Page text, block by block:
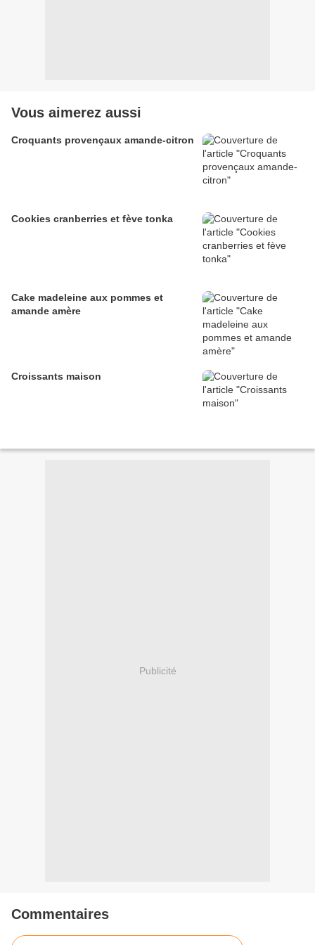
Vous aimerez aussi
Croquants provençaux amande-citron
Cookies cranberries et fève tonka
Cake madeleine aux pommes et
amande amère
Croissants maison
Publicité
Commentaires